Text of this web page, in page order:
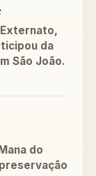
da
São João.
do